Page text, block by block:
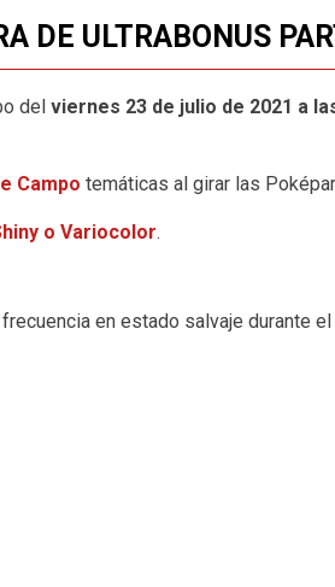
DE ULTRABONUS
del viernes 23 de julio de 2021 a
Campo temáticas al girar las
o Variocolor.
en estado salvaje durante